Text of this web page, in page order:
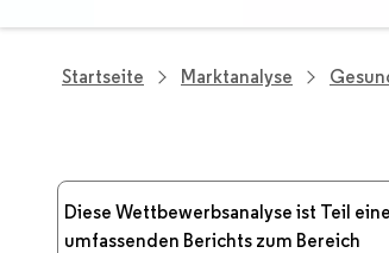
Startseite Marktanalyse
Diese Wettbewerbsanalyse ist Teil
umfassenden Berichts zum Bereich